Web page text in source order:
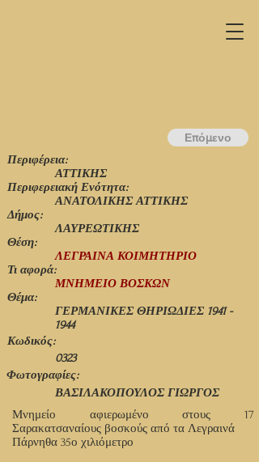
Περιφέρεια:
Μνημείο αφιερωμένο στους 17
Σαρακατσαναίους βοσκούς από τα Λεγραινά
Πάρνηθα 35ο χιλιόμετρο
ΑΝΑΤΟΛΙΚΗΣ ΑΤΤΙΚΗΣ
ΑΤΤΙΚΗΣ
Περιφερειακή Ενότητα:
ΛΑΥΡΕΩΤΙΚΗΣ
Δήμος:
Θέση:
ΛΕΓΡΑΙΝΑ ΚΟΙΜΗΤΗΡΙΟ
Τι αφορά:
ΜΝΗΜΕΙΟ ΒΟΣΚΩΝ
Θέμα:
ΓΕΡΜΑΝΙΚΕΣ ΘΗΡΙΩΔΙΕΣ 1941 -
1944
Φωτογραφίες:
ΒΑΣΙΛΑΚΟΠΟΥΛΟΣ ΓΙΩΡΓΟΣ
Κωδικός:
0323
Επόμενο